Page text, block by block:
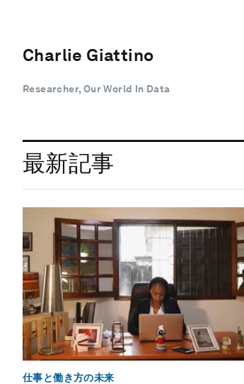
Charlie Giattino
Researcher, Our World In Data
最新記事
仕事と働き方の未来